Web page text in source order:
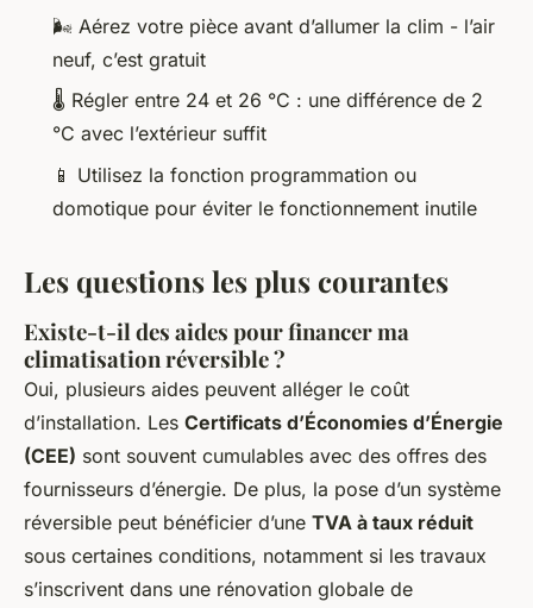
🌬️ Aérez votre pièce avant d’allumer la clim - l’air
neuf, c’est gratuit
🌡️ Régler entre 24 et 26 °C : une différence de 2
°C avec l’extérieur suffit
📱 Utilisez la fonction programmation ou
domotique pour éviter le fonctionnement inutile
Les questions les plus courantes
Existe-t-il des aides pour financer ma
climatisation réversible ?
Oui, plusieurs aides peuvent alléger le coût
d’installation. Les Certificats d’Économies d’Énergie
(CEE) sont souvent cumulables avec des offres des
fournisseurs d’énergie. De plus, la pose d’un système
réversible peut bénéficier d’une TVA à taux réduit
sous certaines conditions, notamment si les travaux
s’inscrivent dans une rénovation globale de